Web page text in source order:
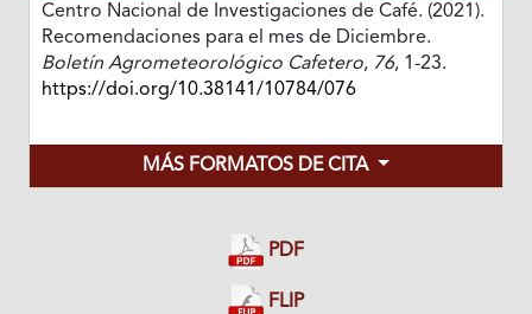
Centro Nacional de Investigaciones de Café. (2021).
Recomendaciones para el mes de Diciembre.
Boletín Agrometeorológico Cafetero, 76, 1-23.
https://doi.org/10.38141/10784/076
MÁS FORMATOS DE CITA
PDF
FLIP